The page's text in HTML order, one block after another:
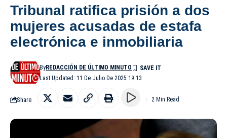
Tribunal ratifica prisión a dos
mujeres acusadas de estafa
electrónica e inmobiliaria
Last Updated: 11 De Julio De 2025 19:13
ByREDACCIÓN DE ÚLTIMO MINUTO
Share 2 Min Read